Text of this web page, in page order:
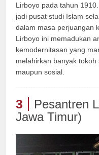
Lirboyo pada tahun
jadi pusat studi Islam
dalam masa perjuangan
Lirboyo ini memadukan
kemodernitasan yang
melahirkan banyak
maupun sosial.
3
Pesantren
Jawa Timur)